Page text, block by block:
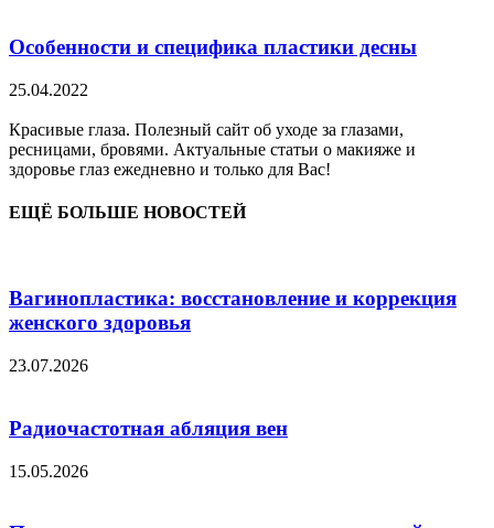
Особенности и специфика пластики десны
25.04.2022
Красивые глаза. Полезный сайт об уходе за глазами,
ресницами, бровями. Актуальные статьи о макияже и
здоровье глаз ежедневно и только для Вас!
ЕЩЁ БОЛЬШЕ НОВОСТЕЙ
Вагинопластика: восстановление и коррекция
женского здоровья
23.07.2026
Радиочастотная абляция вен
15.05.2026